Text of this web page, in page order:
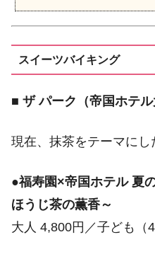
スイーツバイキング
■ ザ パーク（帝国ホテル
現在、抹茶をテーマに
●福寿園×帝国ホテル 夏
ほうじ茶の薫香～
大人 4,800円／子ども（